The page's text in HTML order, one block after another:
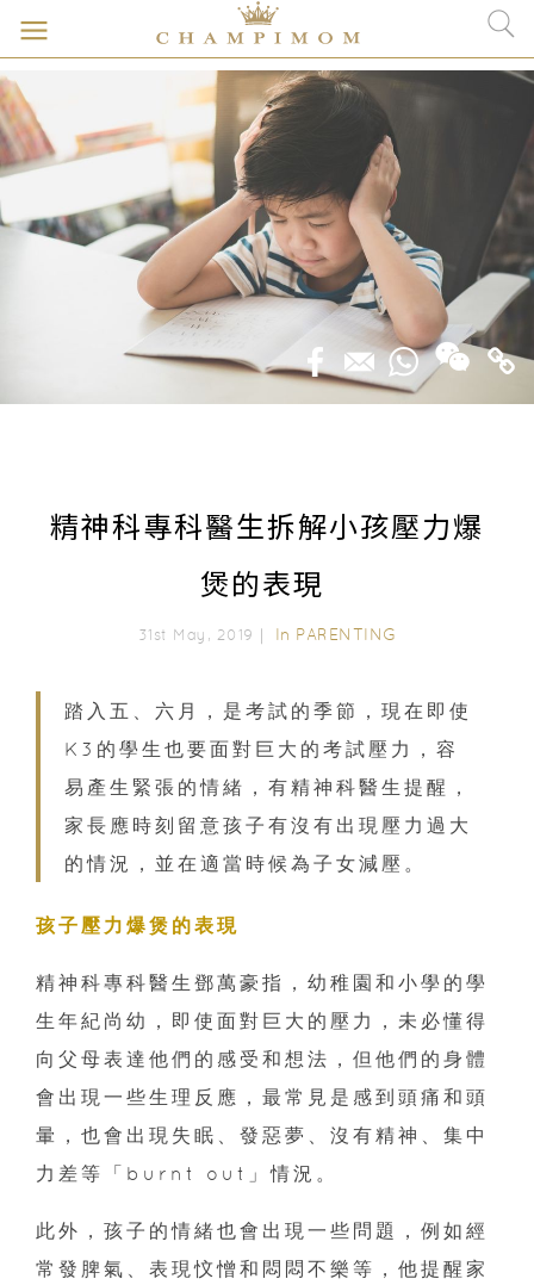
精神科專科醫生拆解小孩壓力爆
煲的表現
31st May, 2019｜ In PARENTING
踏入五、六月，是考試的季節，現在即使
K3的學生也要面對巨大的考試壓力，容
易產生緊張的情緒，有精神科醫生提醒，
家長應時刻留意孩子有沒有出現壓力過大
的情況，並在適當時候為子女減壓。
孩子壓力爆煲的表現
精神科專科醫生鄧萬豪指，幼稚園和小學的學
生年紀尚幼，即使面對巨大的壓力，未必懂得
向父母表達他們的感受和想法，但他們的身體
會出現一些生理反應，最常見是感到頭痛和頭
暈，也會出現失眠、發惡夢、沒有精神、集中
力差等「burnt out」情況。
此外，孩子的情緒也會出現一些問題，例如經
常發脾氣、表現忟憎和悶悶不樂等，他提醒家